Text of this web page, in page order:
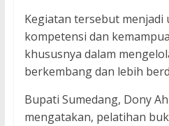
Kegiatan tersebut menjadi
kompetensi dan
khususnya dalam
berkembang dan lebih
Bupati Sumedang, Dony
mengatakan, pelatihan